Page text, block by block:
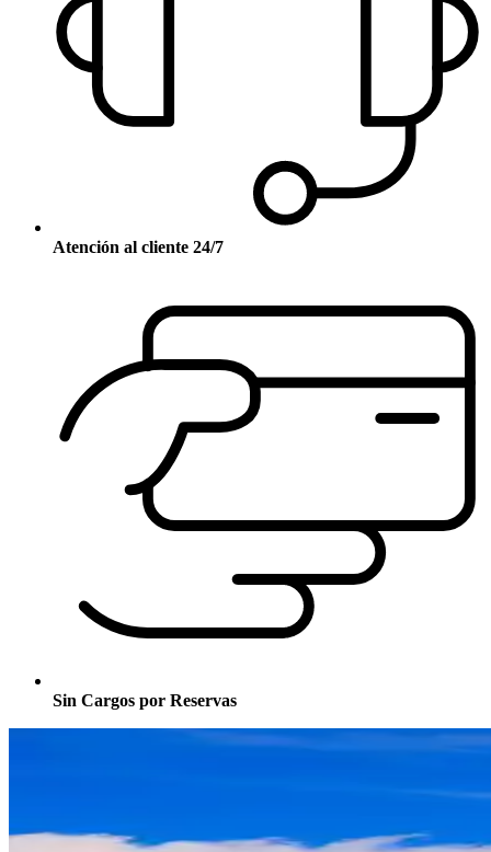
Atención al cliente 24/7
Sin Cargos por Reservas